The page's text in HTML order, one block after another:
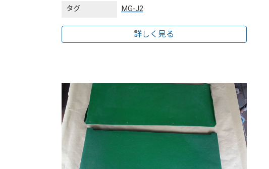
タグ MG-J2
詳しく見る